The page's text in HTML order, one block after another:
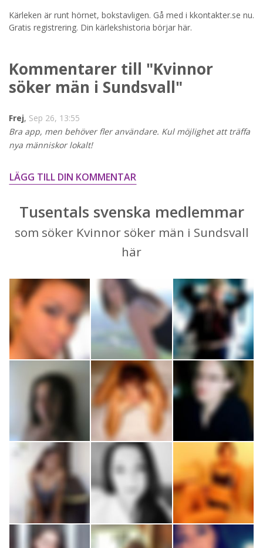
Kärleken är runt hörnet, bokstavligen. Gå med i kkontakter.se nu.
Gratis registrering. Din kärlekshistoria börjar här.
Kommentarer till "Kvinnor
söker män i Sundsvall"
Frej, Sep 26, 13:55
Bra app, men behöver fler användare. Kul möjlighet att träffa
nya människor lokalt!
LÄGG TILL DIN KOMMENTAR
Tusentals svenska medlemmar
som söker Kvinnor söker män i Sundsvall
här